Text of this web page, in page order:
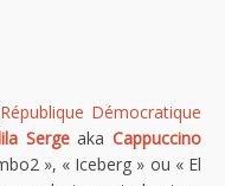
République Démocratique
SergeakaCappuccino
», « Iceberg » ou « El